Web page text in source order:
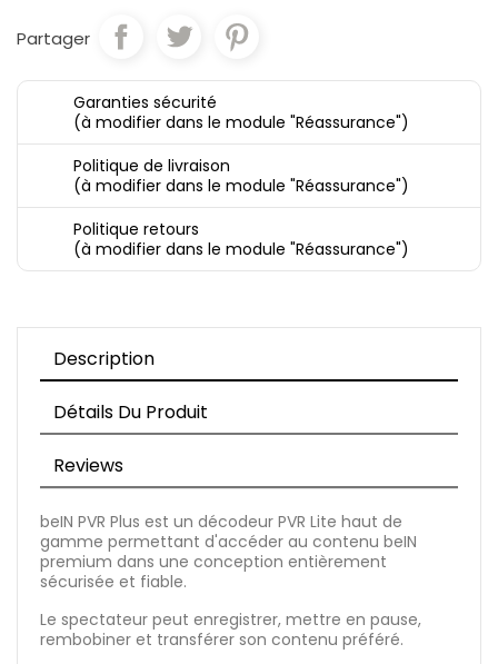
Partager
Garanties sécurité
(à modifier dans le module "Réassurance")
Politique de livraison
(à modifier dans le module "Réassurance")
Politique retours
(à modifier dans le module "Réassurance")
Description
Détails Du Produit
Reviews
beIN PVR Plus est un décodeur PVR Lite haut de
gamme permettant d'accéder au contenu beIN
premium dans une conception entièrement
sécurisée et fiable.
Le spectateur peut enregistrer, mettre en pause,
rembobiner et transférer son contenu préféré.